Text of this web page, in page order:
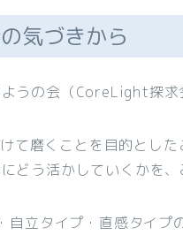
気づきから
うの会（CoreLight探求
て磨くことを目的とした
う活かしていくかを、
自立タイプ・直感タイプ